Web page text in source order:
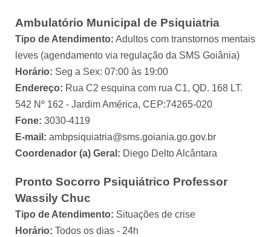
Ambulatório Municipal de Psiquiatria
Tipo de Atendimento: Adultos com transtornos mentais
leves (agendamento via regulação da SMS Goiânia)
Horário: Seg a Sex: 07:00 às 19:00
Endereço: Rua C2 esquina com rua C1, QD. 168 LT.
542 Nº 162 - Jardim América, CEP:74265-020
Fone: 3030-4119
E-mail: ambpsiquiatria@sms.goiania.go.gov.br
Coordenador (a) Geral: Diego Delto Alcântara
Pronto Socorro Psiquiátrico Professor
Wassily Chuc
Tipo de Atendimento: Situações de crise
Horário: Todos os dias - 24h